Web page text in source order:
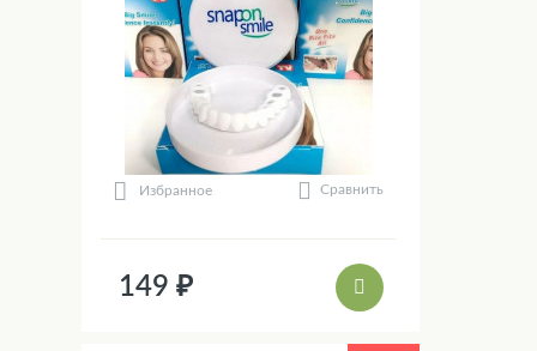
Избранное Сравнить
149 ₽